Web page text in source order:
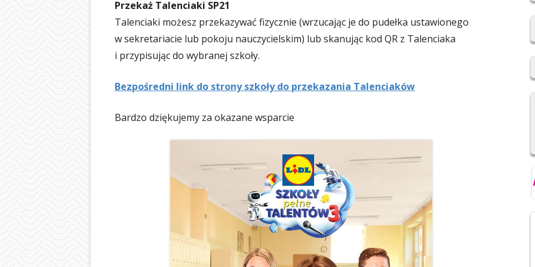
BIBLIOTEKA
PIELĘGNIARKA
SAMORZĄD UCZNIOWSKI
REGULAMIN SU SP IM. F.
REKRUTACJA DO SZKÓŁ
Przekaż Talenciaki SP21
Talenciaki możesz przekazywać fizycznie (wrzucając je do pudełka ustawionego
w sekretariacie lub pokoju nauczycielskim) lub skanując kod QR z Talenciaka
i przypisując do wybranej szkoły.
Bezpośredni link do strony szkoły do przekazania Talenciaków
Bardzo dziękujemy za okazane wsparcie